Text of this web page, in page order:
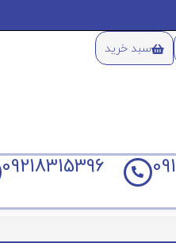
سبد خرید
09218315396